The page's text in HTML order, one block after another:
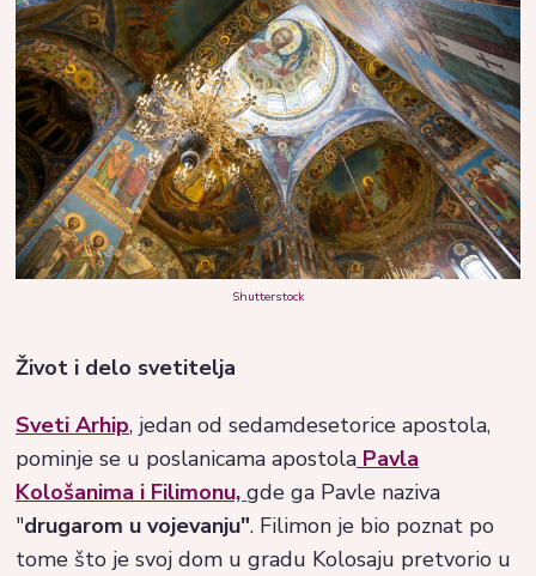
Shutterstock
Život i delo svetitelja
Sveti Arhip, jedan od sedamdesetorice apostola,
pominje se u poslanicama apostola Pavla
Kološanima i Filimonu, gde ga Pavle naziva
"drugarom u vojevanju". Filimon je bio poznat po
tome što je svoj dom u gradu Kolosaju pretvorio u